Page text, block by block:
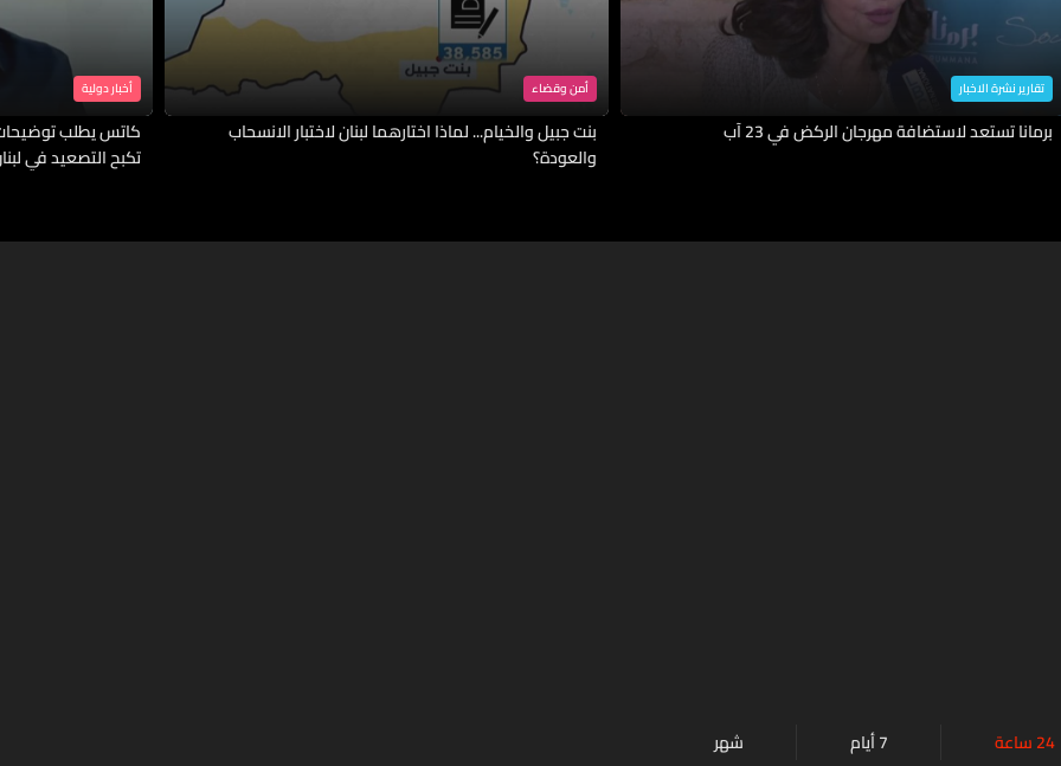
تقارير نشرة الاخبار
برمانا تستعد لاستضافة مهرجان الركض في 23 آب
أمن وقضاء
بنت جبيل والخيام... لماذا اختارهما لبنان لاختبار الانسحاب
والعودة؟
أخبار دولية
كاتس يطلب
تكبح التصعيد في
24 ساعة 7 أيام شهر